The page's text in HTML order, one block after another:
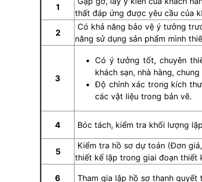
1
thất đáp ứng được yêu cầu của
2
Có khả năng bảo vệ ý tưởng
năng sử dụng sản phẩm mình
3
Có ý tưởng tốt, chuyên
khách sạn, nhà hàng,
Độ chính xác trong kích
các vật liệu trong bản vẽ.
4 Bóc tách, kiểm tra khối lượng
5
Kiểm tra hồ sơ dự toán (Đơn
thiết kế lập trong giai đoạn thiết
6 Tham gia lập hồ sơ thanh quyết